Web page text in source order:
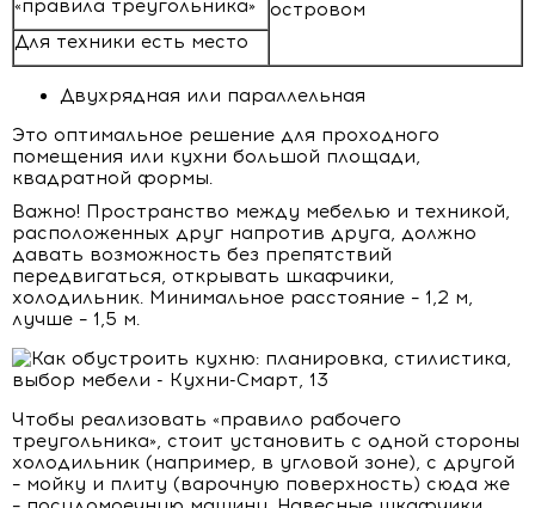
островом
«правила треугольника»
Для техники есть место
Двухрядная или параллельная
Это оптимальное решение для проходного
помещения или кухни большой площади,
квадратной формы.
Важно! Пространство между мебелью и техникой,
расположенных друг напротив друга, должно
давать возможность без препятствий
передвигаться, открывать шкафчики,
холодильник. Минимальное расстояние – 1,2 м,
лучше – 1,5 м.
Чтобы реализовать «правило рабочего
треугольника», стоит установить с одной стороны
холодильник (например, в угловой зоне), с другой
– мойку и плиту (варочную поверхность) сюда же